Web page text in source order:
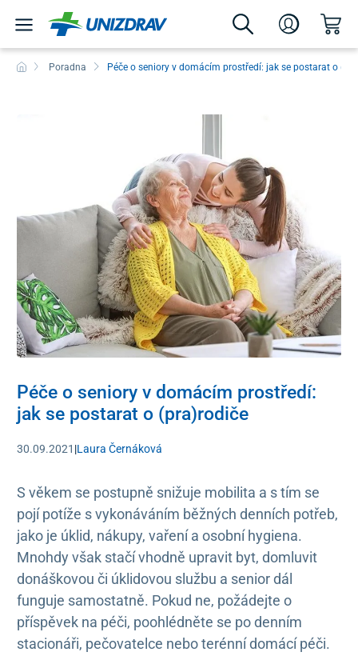
Poradna Péče o seniory v domácím prostředí: jak se postarat o
Péče o seniory v domácím prostředí:
jak se postarat o (pra)rodiče
30.09.2021 |Laura Černáková
S věkem se postupně snižuje mobilita a s tím se
pojí potíže s vykonáváním běžných denních potřeb,
jako je úklid, nákupy, vaření a osobní hygiena.
Mnohdy však stačí vhodně upravit byt, domluvit
donáškovou či úklidovou službu a senior dál
funguje samostatně. Pokud ne, požádejte o
příspěvek na péči, poohlédněte se po denním
stacionáři, pečovatelce nebo terénní domácí péči.